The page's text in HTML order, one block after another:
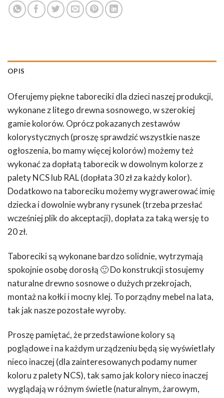
OPIS
Oferujemy piękne taboreciki dla dzieci naszej produkcji,
wykonane z litego drewna sosnowego, w szerokiej
gamie kolorów. Oprócz pokazanych zestawów
kolorystycznych (proszę sprawdzić wszystkie nasze
ogłoszenia, bo mamy więcej kolorów) możemy też
wykonać za dopłatą taborecik w dowolnym kolorze z
palety NCS lub RAL (dopłata 30 zł za każdy kolor).
Dodatkowo na taboreciku możemy wygrawerować imię
dziecka i dowolnie wybrany rysunek (trzeba przesłać
wcześniej plik do akceptacji), dopłata za taką wersję to
20 zł.
Taboreciki są wykonane bardzo solidnie, wytrzymają
spokojnie osobę dorosłą 🙂 Do konstrukcji stosujemy
naturalne drewno sosnowe o dużych przekrojach,
montaż na kołki i mocny klej. To porządny mebel na lata,
tak jak nasze pozostałe wyroby.
Proszę pamiętać, że przedstawione kolory są
poglądowe i na każdym urządzeniu będą się wyświetlały
nieco inaczej (dla zainteresowanych podamy numer
koloru z palety NCS), tak samo jak kolory nieco inaczej
wyglądają w różnym świetle (naturalnym, żarowym,